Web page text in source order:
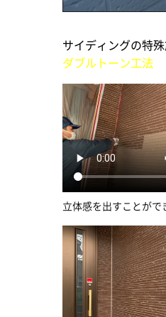
サイディングの特
ダブルトーン工法
立体感を出すことがで